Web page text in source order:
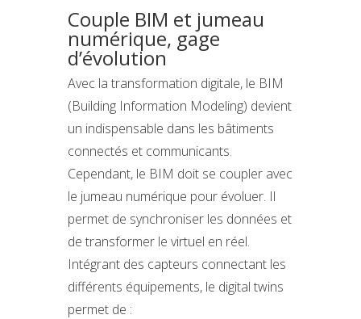
Couple BIM et jumeau
numérique, gage
d’évolution
Avec la transformation digitale, le BIM
(Building Information Modeling) devient
un indispensable dans les bâtiments
connectés et communicants.
Cependant, le BIM doit se coupler avec
le jumeau numérique pour évoluer. Il
permet de synchroniser les données et
de transformer le virtuel en réel.
Intégrant des capteurs connectant les
différents équipements, le digital twins
permet de :